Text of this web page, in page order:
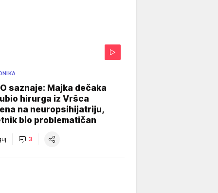
saznaje: Majka dečaka
hirurga iz Vršca
na neuropsihijatriju,
bio problematičan
3